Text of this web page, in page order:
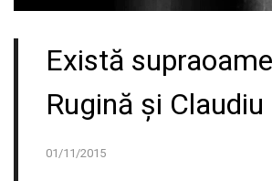
Există
Rugină și
01/11/2015